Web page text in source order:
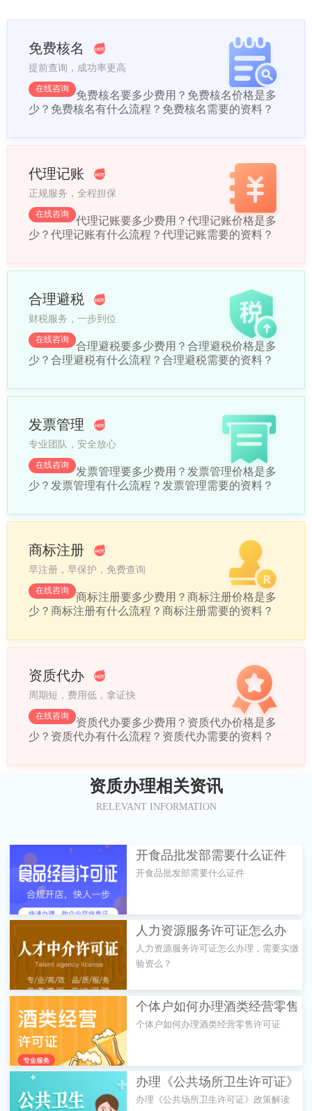
免费核名
提前查询，成功率更高
在线咨询
免费核名要多少费用？ 免费核名价格是多
少？ 免费核名有什么流程？ 免费核名需要的资料？
代理记账
正规服务，全程担保
在线咨询
代理记账要多少费用？ 代理记账价格是多
少？ 代理记账有什么流程？ 代理记账需要的资料？
合理避税
财税服务，一步到位
在线咨询
合理避税要多少费用？ 合理避税价格是多
少？ 合理避税有什么流程？ 合理避税需要的资料？
发票管理
专业团队，安全放心
在线咨询
发票管理要多少费用？ 发票管理价格是多
少？ 发票管理有什么流程？ 发票管理需要的资料？
商标注册
早注册，早保护，免费查询
在线咨询
商标注册要多少费用？ 商标注册价格是多
少？ 商标注册有什么流程？ 商标注册需要的资料？
资质代办
周期短，费用低，拿证快
在线咨询
资质代办要多少费用？ 资质代办价格是多
少？ 资质代办有什么流程？ 资质代办需要的资料？
资质办理相关资讯
RELEVANT INFORMATION
开食品批发部需要什么证件
开食品批发部需要什么证件
人力资源服务许可证怎么办
理，需要实缴验资么？
人力资源服务许可证怎么办理，需要实缴
验资么？
个体户如何办理酒类经营零售
许可证
个体户如何办理酒类经营零售许可证
办理《公共场所卫生许可证》
政策解读
办理《公共场所卫生许可证》政策解读